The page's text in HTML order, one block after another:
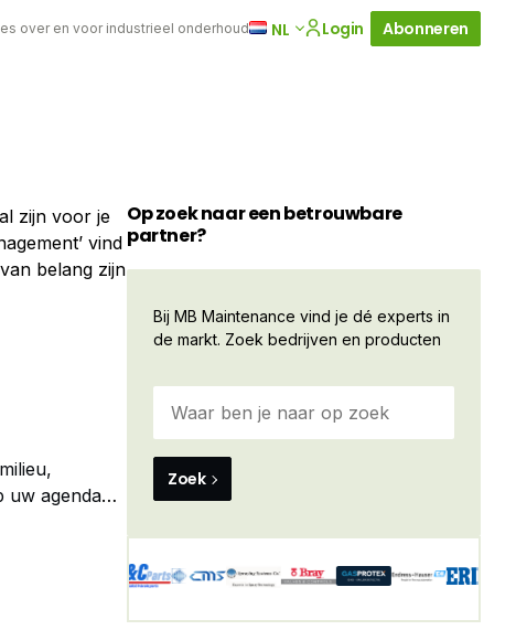
over en voor industrieel onderhoud NL Login Abonneren
zijn voor je
vind
belang zijn
uw agenda
voor
Op zoek naar een betrouwbare
partner?
Bij MB Maintenance vind je dé experts in
de markt. Zoek bedrijven en producten
Zoek